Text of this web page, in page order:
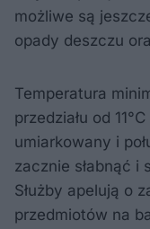
możliwe są
opady deszczu
Temperatura
przedziału od
umiarkowany i
zacznie słabnąć i
Służby apelują o
przedmiotów na